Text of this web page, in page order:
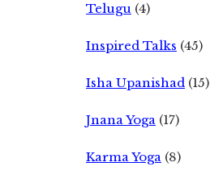
Telugu (4)
Inspired Talks (45)
Isha Upanishad (15)
Jnana Yoga (17)
Karma Yoga (8)